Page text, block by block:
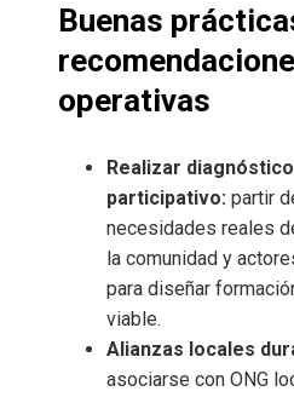
Buenas
operativas
Realizar diagnóstico
participativo: partir
necesidades reales
la comunidad y
para diseñar
viable.
Alianzas locales
asociarse con ONG